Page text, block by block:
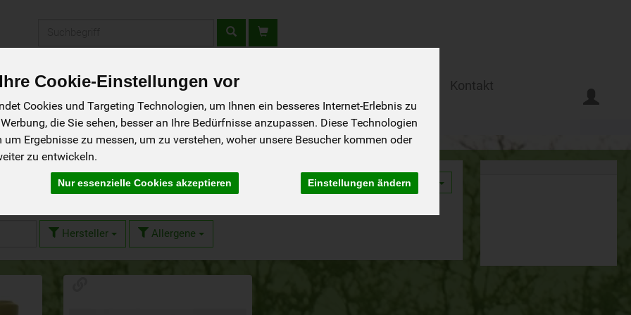
Cookie-Einstellungen vor
Cookies und Targeting Technologien, um Ihnen ein besseres Internet-Erlebnis zu
die Sie sehen, besser an Ihre Bedürfnisse anzupassen. Diese Technologien
Ergebnisse zu messen, um zu verstehen, woher unsere Besucher kommen oder
zu entwickeln.
Nur essenzielle Cookies akzeptieren Einstellungen ändern
Rezepte Wir über uns Aus der Region Kontakt
Hersteller Allergene